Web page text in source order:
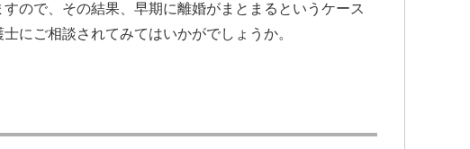
ので、その結果、早期に離婚がまとまるというケース
にご相談されてみてはいかがでしょうか。